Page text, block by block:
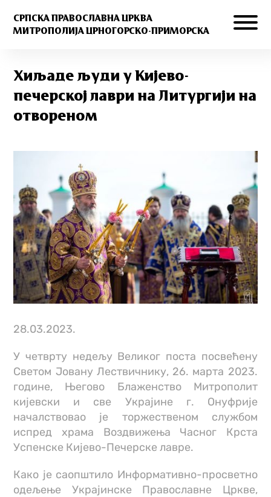
СРПСКА ПРАВОСЛАВНА ЦРКВА
МИТРОПОЛИЈА ЦРНОГОРСКО-ПРИМОРСКА
Хиљаде људи у Кијево-
печерској лаври на Литургији на
отвореном
28.03.2023.
У четврту недељу Великог поста посвећену
Светом Јовану Лествичнику, 26. марта 2023.
године, Његово Блаженство Митрополит
кијевски и све Украјине г. Онуфрије
началствовао је торжественом службом
испред храма Воздвижења Часног Крста
Успенске Кијево-Печерске лавре.
Како је саопштило Информативно-просветно
одељење Украјинске Православне Цркве,